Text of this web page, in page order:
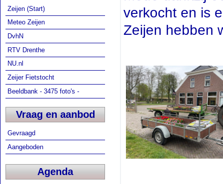
Zeijen (Start)
Meteo Zeijen
DvhN
RTV Drenthe
NU.nl
Zeijer Fietstocht
Beeldbank - 3475 foto's -
Vraag en aanbod
Gevraagd
Aangeboden
Agenda
verkocht en is
Zeijen hebben